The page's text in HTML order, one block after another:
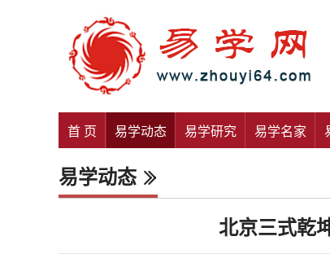
首 页 易学动态 易学研究 易学名家
易学动态
北京三式乾